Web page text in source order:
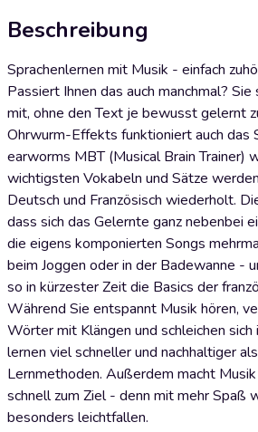
Beschreibung
Sprachenlernen mit Musik - einfach
Passiert Ihnen das auch manchmal?
mit, ohne den Text je bewusst gelernt
Ohrwurm-Effekts funktioniert auch das
earworms MBT (Musical Brain Trainer)
wichtigsten Vokabeln und Sätze
Deutsch und Französisch wiederholt.
dass sich das Gelernte ganz nebenbei
die eigens komponierten Songs
beim Joggen oder in der Badewanne -
so in kürzester Zeit die Basics der
Während Sie entspannt Musik hören,
Wörter mit Klängen und schleichen sich
lernen viel schneller und nachhaltiger
Lernmethoden. Außerdem macht
schnell zum Ziel - denn mit mehr Spaß
besonders leichtfallen.